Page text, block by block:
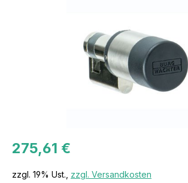
275,61 €
zzgl. 19% Ust., zzgl. Versandkosten